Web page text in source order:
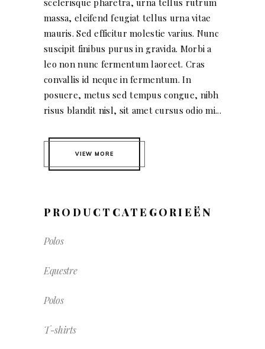
massa, eleifend feugiat tellus urna vitae
mauris. Sed efficitur molestie varius. Nunc
suscipit finibus purus in gravida. Morbi a
leo non nunc fermentum laoreet. Cras
convallis id neque in fermentum. In
posuere, metus sed tempus congue, nibh
risus blandit nisl, sit amet cursus odio mi...
VIEW MORE
PRODUCTCATEGORIEËN
Polos
Equestre
Polos
T-shirts